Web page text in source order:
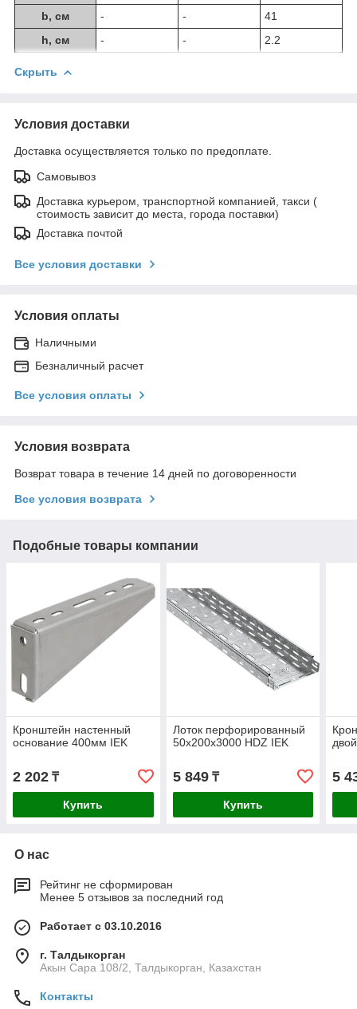
b, см
- -
41
h, см
- - 2.2
Скрыть
Условия доставки
Доставка осуществляется только по предоплате.
Самовывоз
Доставка курьером, транспортной компанией, такси (
стоимость зависит до места, города поставки)
Доставка почтой
Все условия доставки
Условия оплаты
Наличными
Безналичный расчет
Все условия оплаты
Условия возврата
Возврат товара в течение 14 дней по договоренности
Все условия возврата
Подобные товары компании
Кронштейн настенный
основание 400мм IEK
2 202 ₸
Купить
Лоток перфорированный
50х200х3000 HDZ IEK
5 849₸
Купить
5
О нас
Рейтинг не сформирован
Менее 5 отзывов за последний год
Работает с 03.10.2016
г. Талдыкорган
Акын Сара 108/2, Талдыкорган, Казахстан
Контакты